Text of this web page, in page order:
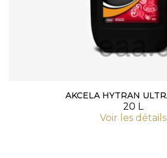
AKCELA HYTRAN
20 L
Voir les détails